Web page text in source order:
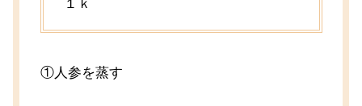
１ｋ
①人参を蒸す